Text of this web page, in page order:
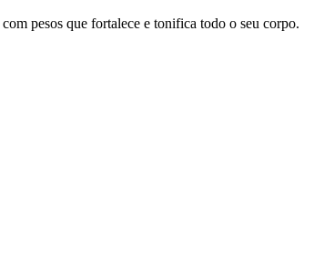
pesos que fortalece e tonifica todo o seu corpo.